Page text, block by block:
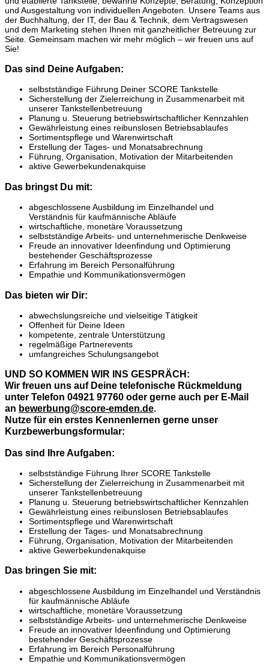
und Ausgestaltung von individuellen Angeboten. Unsere Teams aus
der Buchhaltung, der IT, der Bau & Technik, dem Vertragswesen
und dem Marketing stehen Ihnen mit ganzheitlicher Betreuung zur
Seite. Gemeinsam machen wir mehr möglich – wir freuen uns auf
Sie!
Das sind Deine Aufgaben:
selbstständige Führung Deiner SCORE Tankstelle
Sicherstellung der Zielerreichung in Zusammenarbeit mit
unserer Tankstellenbetreuung
Planung u. Steuerung betriebswirtschaftlicher Kennzahlen
Gewährleistung eines reibunslosen Betriebsablaufes
Sortimentspflege und Warenwirtschaft
Erstellung der Tages- und Monatsabrechnung
Führung, Organisation, Motivation der Mitarbeitenden
aktive Gewerbekundenakquise
Das bringst Du mit:
abgeschlossene Ausbildung im Einzelhandel und
Verständnis für kaufmännische Abläufe
wirtschaftliche, monetäre Voraussetzung
selbstständige Arbeits- und unternehmerische Denkweise
Freude an innovativer Ideenfindung und Optimierung
bestehender Geschäftsprozesse
Erfahrung im Bereich Personalführung
Empathie und Kommunikationsvermögen
Das bieten wir Dir:
abwechslungsreiche und vielseitige Tätigkeit
Offenheit für Deine Ideen
kompetente, zentrale Unterstützung
regelmäßige Partnerevents
umfangreiches Schulungsangebot
UND SO KOMMEN WIR INS GESPRÄCH:
Wir freuen uns auf Deine telefonische Rückmeldung
unter Telefon 04921 97760 oder gerne auch per E-Mail
an bewerbung@score-emden.de.
Nutze für ein erstes Kennenlernen gerne unser
Kurzbewerbungsformular:
Das sind Ihre Aufgaben:
selbstständige Führung Ihrer SCORE Tankstelle
Sicherstellung der Zielerreichung in Zusammenarbeit mit
unserer Tankstellenbetreuung
Planung u. Steuerung betriebswirtschaftlicher Kennzahlen
Gewährleistung eines reibunslosen Betriebsablaufes
Sortimentspflege und Warenwirtschaft
Erstellung der Tages- und Monatsabrechnung
Führung, Organisation, Motivation der Mitarbeitenden
aktive Gewerbekundenakquise
Das bringen Sie mit:
abgeschlossene Ausbildung im Einzelhandel und Verständnis
für kaufmännische Abläufe
wirtschaftliche, monetäre Voraussetzung
selbstständige Arbeits- und unternehmerische Denkweise
Freude an innovativer Ideenfindung und Optimierung
bestehender Geschäftsprozesse
Erfahrung im Bereich Personalführung
Empathie und Kommunikationsvermögen